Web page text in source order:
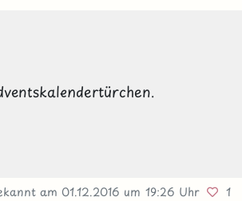
am 01.12.2016 um 19:26 Uhr 1